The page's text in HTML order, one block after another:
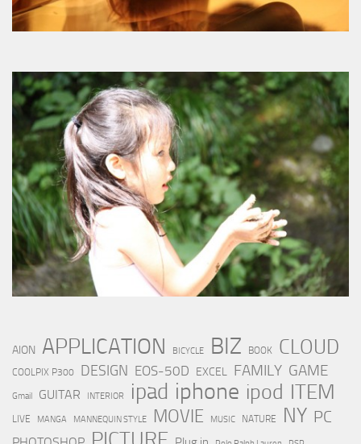
AION APPLICATION BICYCLE BIZ BOOK CLOUD
COOLPIX P300 DESIGN EOS-50D EXCEL FAMILY GAME
Gmail GUITAR INTERIOR ipad iphone ipod ITEM
LIVE MANGA MANNEQUIN STYLE MOVIE MUSIC NATURE NY PC